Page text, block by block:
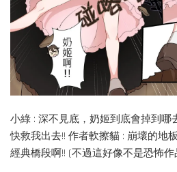
小綠 : 深不見底，奶姬到底會掉到哪
快救我出去!! 作者軟擦貓 : 崩壞的地
經典橋段啊!! (不過這好像不是恐怖作